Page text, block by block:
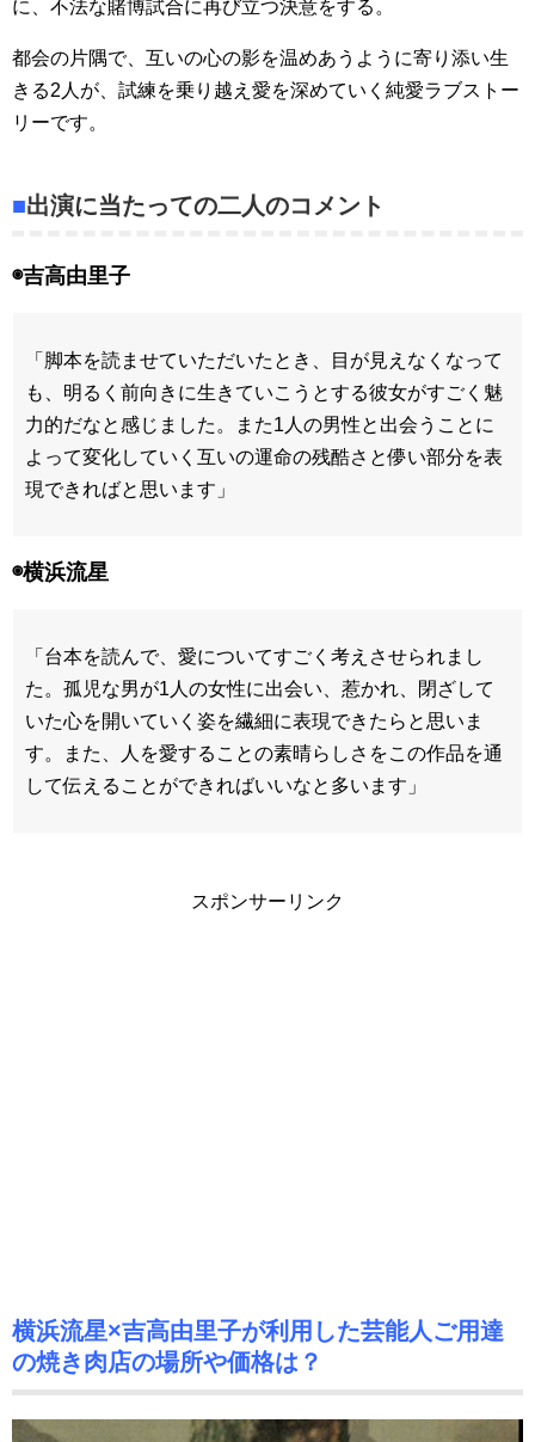
に、不法な賭博試合に再び立つ決意をする。
都会の片隅で、互いの心の影を温めあうように寄り添い生
きる2人が、試練を乗り越え愛を深めていく純愛ラブストー
リーです。
■出演に当たっての二人のコメント
◉吉高由里子
「脚本を読ませていただいたとき、目が見えなくなって
も、明るく前向きに生きていこうとする彼女がすごく魅
力的だなと感じました。また1人の男性と出会うことに
よって変化していく互いの運命の残酷さと儚い部分を表
現できればと思います」
◉横浜流星
「台本を読んで、愛についてすごく考えさせられまし
た。孤児な男が1人の女性に出会い、惹かれ、閉ざして
いた心を開いていく姿を繊細に表現できたらと思いま
す。また、人を愛することの素晴らしさをこの作品を通
して伝えることができればいいなと多います」
スポンサーリンク
横浜流星×吉高由里子が利用した芸能人ご用達
の焼き肉店の場所や価格は？